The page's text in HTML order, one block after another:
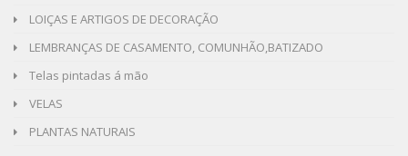
LOIÇAS E ARTIGOS DE DECORAÇÃO
LEMBRANÇAS DE CASAMENTO, COMUNHÃO,BATIZADO
Telas pintadas á mão
VELAS
PLANTAS NATURAIS